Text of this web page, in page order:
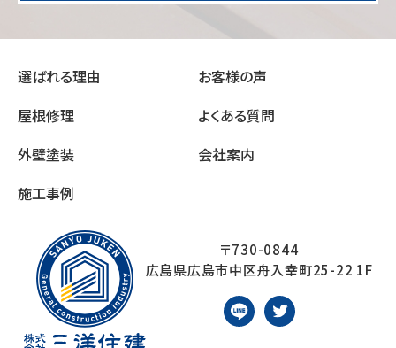
〒730-0844
広島県広島市中区舟入幸町25-22 1F
選ばれる理由
屋根修理
外壁塗装
施工事例
お客様の声
よくある質問
会社案内